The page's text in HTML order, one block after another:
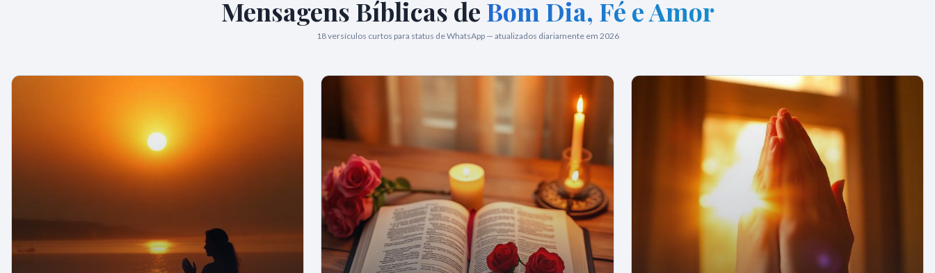
Mensagens Bíblicas de Bom Dia, Fé e Amor
18versículos curtos para status de WhatsApp — atualizados diariamente em 2026